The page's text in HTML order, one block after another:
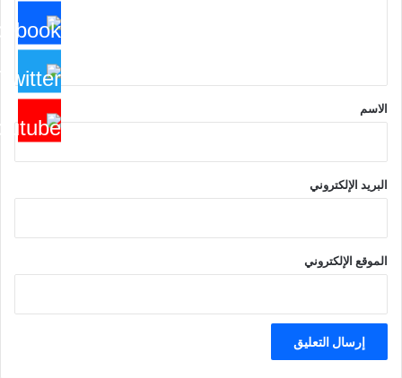
*
الاسم
البريد الإلكتروني
الموقع الإلكتروني